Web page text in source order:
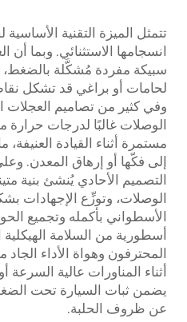
تتمثل الميزة التقنية
انسجامها الاستثنائي. وبما أن
سبيكة مفردة مُشكَّلة بالضغط،
لحامات أو براغي قد تشكل
وفي كثير من تصاميم العجلات
الوصلات غالبًا لدرجات حرارة
مستمرة أثناء القيادة
إلى فكّها أو إرهاق المعدن.
التصميم الأحادي يُنشئ بنية
الوصلات، وتوزِّع الإجهادات
الأسطواني بأكمله وتجميع
أسطورية من السلامة الهيكلية
المحترفون وهواة الأداء
أثناء المناورات عالية السرعة
يضمن ثبات السيارة تحت
عن ظروف الحلبة.